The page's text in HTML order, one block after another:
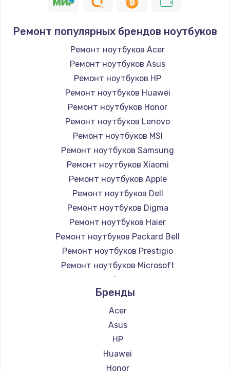
Ремонт популярных брендов ноутбуков
Ремонт ноутбуков Acer
Ремонт ноутбуков Asus
Ремонт ноутбуков HP
Ремонт ноутбуков Huawei
Ремонт ноутбуков Honor
Ремонт ноутбуков Lenovo
Ремонт ноутбуков MSI
Ремонт ноутбуков Samsung
Ремонт ноутбуков Xiaomi
Ремонт ноутбуков Apple
Ремонт ноутбуков Dell
Ремонт ноутбуков Digma
Ремонт ноутбуков Haier
Ремонт ноутбуков Packard Bell
Ремонт ноутбуков Prestigio
Ремонт ноутбуков Microsoft
Ремонт ноутбуков Alienware
Ремонт ноутбуков Aquarius
Ремонт ноутбуков Gigabyte
Ремонт ноутбуков Aorus
Ремонт ноутбуков Maibenben
Ремонт ноутбуков Getac
Ремонт ноутбуков Epson
Бренды
Acer
Asus
HP
Huawei
Honor